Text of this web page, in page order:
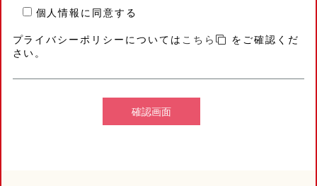
個人情報に同意する
プライバシーポリシーについては こちら
をご確認くだ
さい。